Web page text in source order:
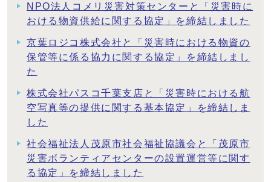
NPO法人コメリ災害対策センターと「災害時に
おける物資供給に関する協定」を締結しました
京葉ロジコ株式会社と「災害時における物資の
保管等に係る協力に関する協定」を締結しまし
た
株式会社パスコ千葉支店と「災害時における航
空写真等の提供に関する基本協定」を締結しま
した
社会福祉法人茂原市社会福祉協議会と「茂原市
災害ボランティアセンターの設置運営等に関す
る協定」を締結しました